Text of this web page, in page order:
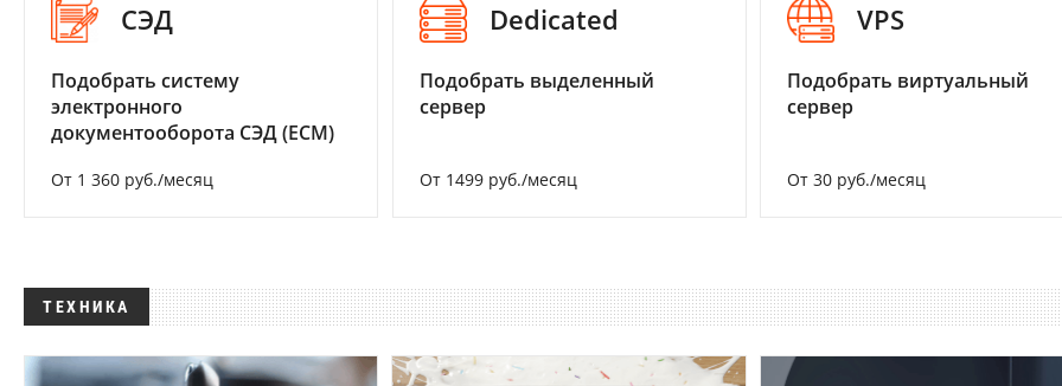
СЭД
Подобрать систему
электронного
документооборота СЭД (ECM)
От 1 360 руб./месяц
Dedicated
Подобрать выделенный
сервер
От 1499 руб./месяц
VPS
Подобрать виртуальный
сервер
От 30 руб./месяц
ТЕХНИКА